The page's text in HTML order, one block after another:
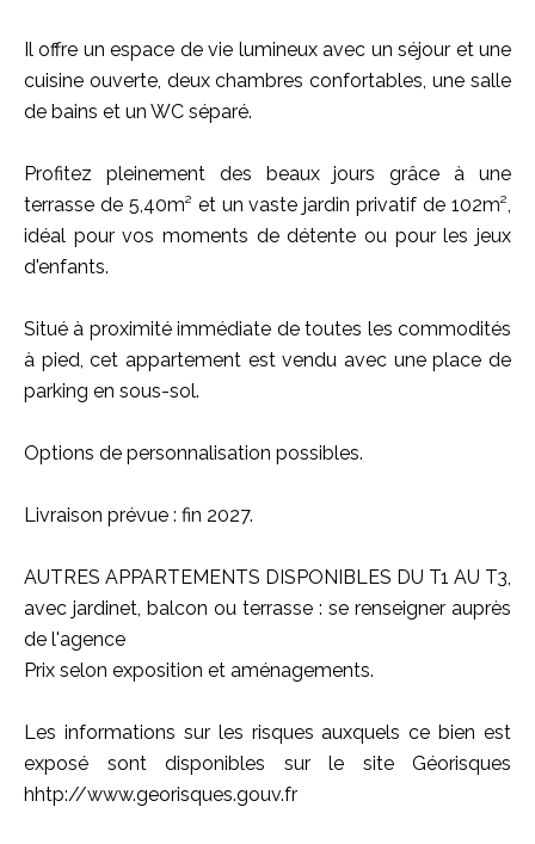
Il offre un espace de vie lumineux avec un séjour et une
cuisine ouverte, deux chambres confortables, une salle
de bains et un WC séparé.
Profitez pleinement des beaux jours grâce à une
terrasse de 5,40m² et un vaste jardin privatif de 102m²,
idéal pour vos moments de détente ou pour les jeux
d'enfants.
Situé à proximité immédiate de toutes les commodités
à pied, cet appartement est vendu avec une place de
parking en sous-sol.
Options de personnalisation possibles.
Livraison prévue : fin 2027.
AUTRES APPARTEMENTS DISPONIBLES DU T1 AU T3,
avec jardinet, balcon ou terrasse : se renseigner auprès
de l'agence
Prix selon exposition et aménagements.
Les informations sur les risques auxquels ce bien est
exposé sont disponibles sur le site Géorisques
hhtp://www.georisques.gouv.fr